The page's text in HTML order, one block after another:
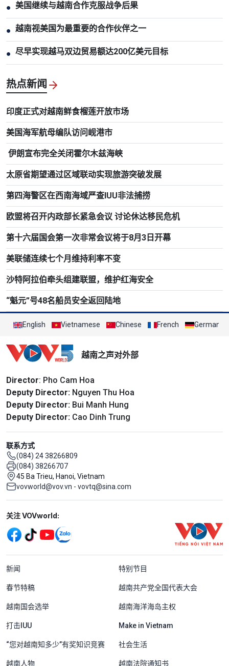
● 美国继续与越南合作克服战争后果
● 越南视美国为最重要的合作伙伴之一
● 尽早实现越马双边贸易额达200亿美元目标
热点新闻
印度正式对越南鲜食榴莲开放市场
美国海军航母编队访问岘港市
伊朗宣布完全关闭霍尔木兹海峡
太原省期望通过区域联动实现旅游突破发展
第四海警区在西南海域严查IUU非法捕捞
欧盟将召开内政部长紧急会议 讨论休达移民危机
第十六届国会第一次非常会议将于8月3日开幕
美联储连续七个月维持利率不变
沙特阿拉伯牵头组建联盟，维护红海安全
“魁元”号48名船员安全返回陆地
English Vietnamese Chinese French German
越南之声对外部
Director: Pho Cam Hoa
Deputy Director: Nguyen Thu Hoa
Deputy Director: Bui Manh Hung
Deputy Director: Cao Dinh Trung
联系方式
(084) 24 38266809
(084) 38266707
45 Ba Trieu, Hanoi, Vietnam
vovworld@vov.vn - vovtq@sina.com
Mạng xã hội
关注 VOVworld:
Menu footer tiếng Trung Quốc
新闻 特别节目
春节特稿 越南共产党全国代表大会
越南国会选举 越南海洋海岛主权
打击IUU Make in Vietnam
“您对越南知多少”有奖知识竞赛 社会生活
越南人物 越南法院通知书